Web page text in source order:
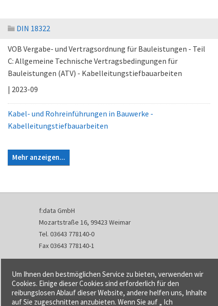
DIN 18322
VOB Vergabe- und Vertragsordnung für Bauleistungen - Teil
C: Allgemeine Technische Vertragsbedingungen für
Bauleistungen (ATV) - Kabelleitungstiefbauarbeiten
| 2023-09
Kabel- und Rohreinführungen in Bauwerke -
Kabelleitungstiefbauarbeiten
Mehr anzeigen...
f:data GmbH
Mozartstraße 16, 99423 Weimar
Tel. 03643 778140-0
Fax 03643 778140-1
info@fdata.de
Kontakt
Impressum
Datenschutzerklärung
Um Ihnen den bestmöglichen Service zu bieten, verwenden wir
Cookies. Einige dieser Cookies sind erforderlich für den
reibungslosen Ablauf dieser Website, andere helfen uns, Inhalte
auf Sie zugeschnitten anzubieten. Wenn Sie auf „ Ich